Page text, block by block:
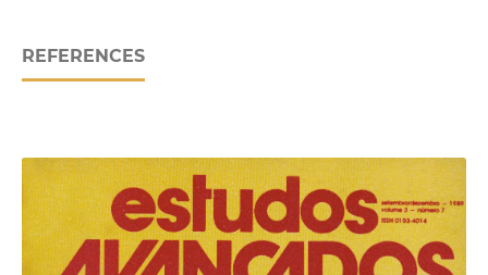
REFERENCES